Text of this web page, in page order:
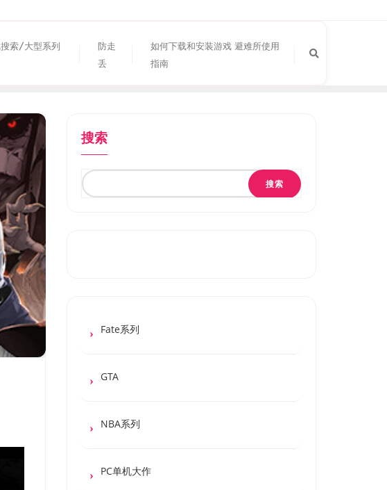
索/大型系列
防走
丢
如何下载和安装游戏 避难所使用
指南
搜索
搜索
Fate系列
GTA
NBA系列
PC单机大作